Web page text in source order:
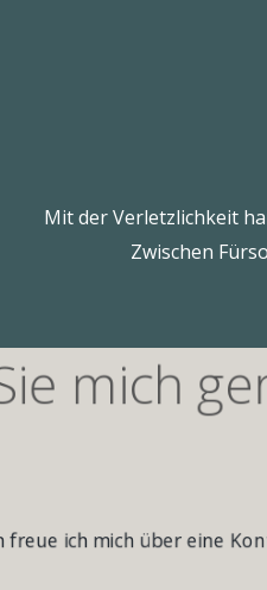
Mit der Verletzlichkeit
Zwischen
mich
freue ich mich über eine